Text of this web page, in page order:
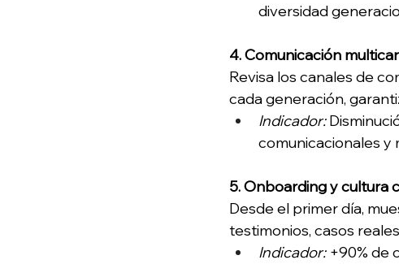
diversidad
4. Comunicación
Revisa los canales de
cada generación,
Indicador:
comunicacionales y
5. Onboarding y
Desde el primer día,
testimonios, casos
Indicador: +90% de